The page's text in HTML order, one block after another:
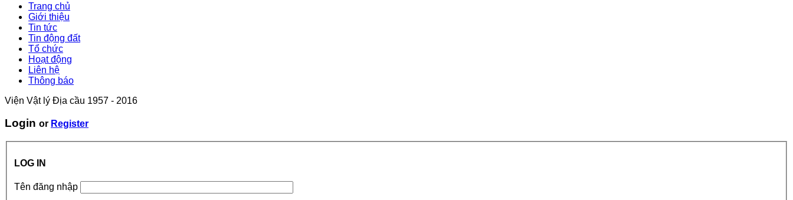
Trang chủ
Giới thiệu
Tin tức
Tin động đất
Tổ chức
Hoạt động
Liên hệ
Thông báo
Viện Vật lý Địa cầu 1957 - 2016
Login or Register
LOG IN
Tên đăng nhập